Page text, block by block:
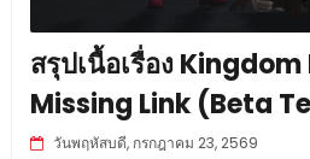
สรุปเนื้อเรื่อง
Missing Link (Beta
วันพฤหัสบดี, กรกฎาคม 23, 2569